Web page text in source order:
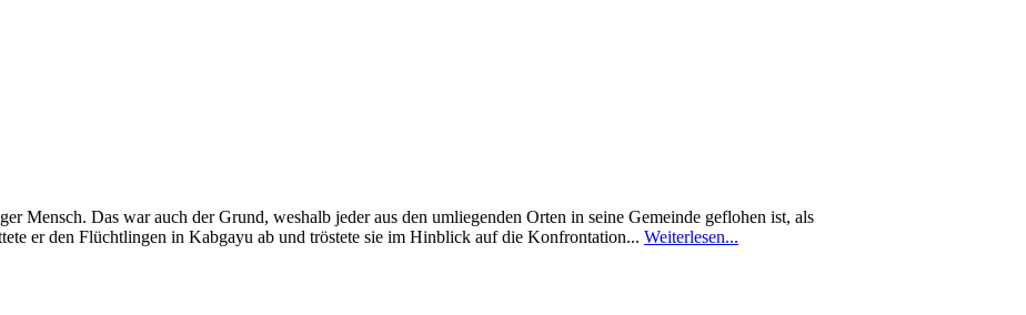
Mensch. Das war auch der Grund, weshalb jeder aus den umliegenden Orten in seine Gemeinde geflohen ist, als
er den Flüchtlingen in Kabgayu ab und tröstete sie im Hinblick auf die Konfrontation... Weiterlesen...